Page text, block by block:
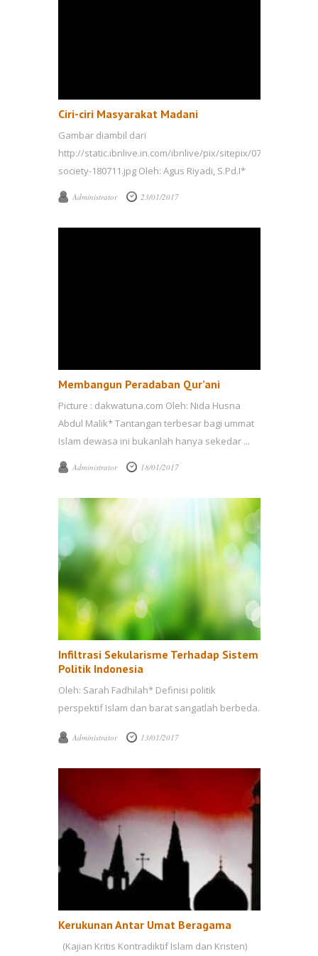
Ciri-ciri Masyarakat Madani
Gambar diambil dari
http://static.ibnlive.in.com/ibnlive/pix/sitepix/07_2011/civil-
society-180711.jpg Oleh: Agus Riyadi, S.Pd.I*
Jika kita berbicara tentang masyarakat maka
lebih luasnya lagi, kita ...
Administrator 23/01/2017
Membangun Peradaban Qur’ani
Picture : dakwatuna.com Oleh: Nida Husna
Abdul Malik* Tantangan terbesar bagi ummat
Islam dewasa ini bukanlah hanya sekedar ...
Administrator 18/01/2017
Infiltrasi Sekularisme Terhadap Sistem
Politik Indonesia
Oleh: Sarah Fadhilah* Definisi politik
perspektif Islam dan barat sangatlah berbeda.
...
Administrator 13/01/2017
Kerukunan Antar Umat Beragama
(Kajian Kritis Kontradiktif Islam dan Kristen)